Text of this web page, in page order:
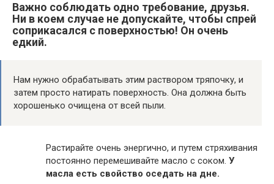
Важно соблюдать одно требование, друзья.
Ни в коем случае не допускайте, чтобы спрей
соприкасался с поверхностью! Он очень
едкий.
Нам нужно обрабатывать этим раствором тряпочку, и
затем просто натирать поверхность. Она должна быть
хорошенько очищена от всей пыли.
Растирайте очень энергично, и путем стряхивания
постоянно перемешивайте масло с соком. У
масла есть свойство оседать на дне.